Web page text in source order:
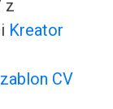
z
Kreator
CV